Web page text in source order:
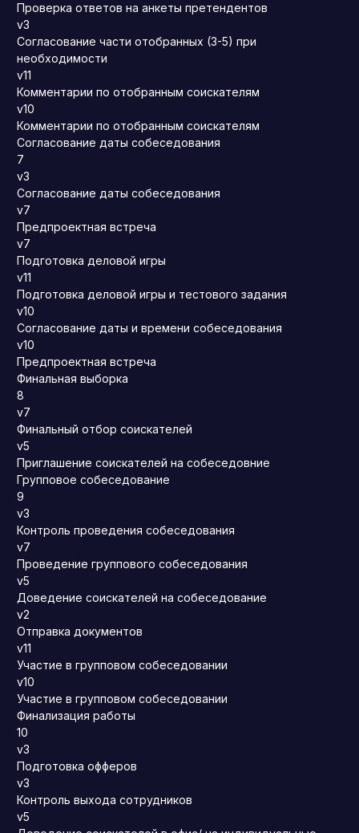
Проверка ответов на анкеты претендентов
v3
Согласование части отобранных (3-5) при
необходимости
v11
Комментарии по отобранным соискателям
v10
Комментарии по отобранным соискателям
Согласование даты собеседования
7
v3
Согласование даты собеседования
v7
Предпроектная встреча
v7
Подготовка деловой игры
v11
Подготовка деловой игры и тестового задания
v10
Согласование даты и времени собеседования
v10
Предпроектная встреча
Финальная выборка
8
v7
Финальный отбор соискателей
v5
Приглашение соискателей на собеседовние
Групповое собеседование
9
v3
Контроль проведения собеседования
v7
Проведение группового собеседования
v5
Доведение соискателей на собеседование
v2
Отправка документов
v11
Участие в групповом собеседовании
v10
Участие в групповом собеседовании
Финализация работы
10
v3
Подготовка офферов
v3
Контроль выхода сотрудников
v5